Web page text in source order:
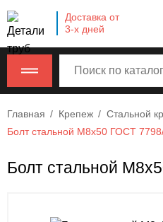
Доставка от
3-х дней
Главная Крепеж Стальной
Болт стальной М8х50 ГОСТ
Болт стальной
Company
name
Россия
620000,
Москва,
ул.